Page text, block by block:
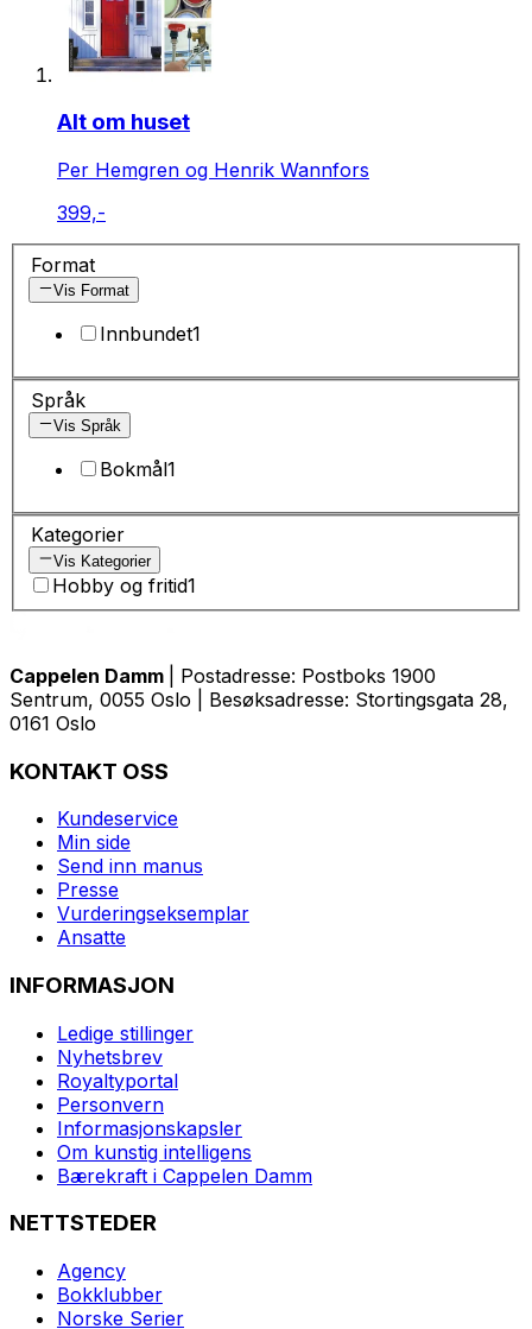
Alt om huset
Per Hemgren og Henrik Wannfors
399,-
Format
Vis Format
Innbundet1
Språk
Vis Språk
Bokmål1
Kategorier
Vis Kategorier
Hobby og fritid1
Cappelen Damm
| Postadresse: Postboks 1900
Sentrum, 0055 Oslo | Besøksadresse: Stortingsgata 28,
0161 Oslo
KONTAKT OSS
Kundeservice
Min side
Send inn manus
Presse
Vurderingseksemplar
Ansatte
INFORMASJON
Ledige stillinger
Nyhetsbrev
Royaltyportal
Personvern
Informasjonskapsler
Om kunstig intelligens
Bærekraft i Cappelen Damm
NETTSTEDER
Agency
Bokklubber
Norske Serier